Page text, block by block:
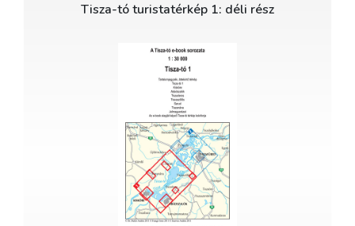
Tisza-tó turistatérkép 1: déli rész